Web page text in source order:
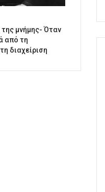
της μνήμης- Όταν
από τη
διαχείριση